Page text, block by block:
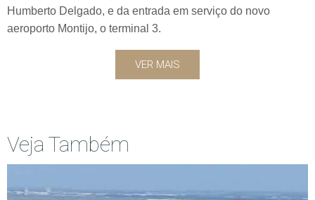
Humberto Delgado, e da entrada em serviço do novo
aeroporto Montijo, o terminal 3.
VER MAIS
Veja Também